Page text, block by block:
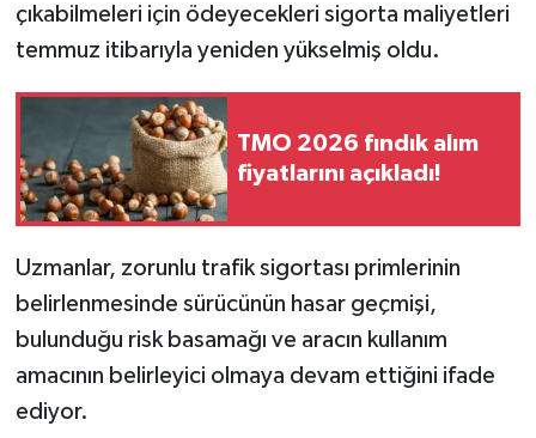
çıkabilmeleri için ödeyecekleri sigorta maliyetleri
temmuz itibarıyla yeniden yükselmiş oldu.
TMO 2026 fındık alım
fiyatlarını açıkladı!
Uzmanlar, zorunlu trafik sigortası primlerinin
belirlenmesinde sürücünün hasar geçmişi,
bulunduğu risk basamağı ve aracın kullanım
amacının belirleyici olmaya devam ettiğini ifade
ediyor.